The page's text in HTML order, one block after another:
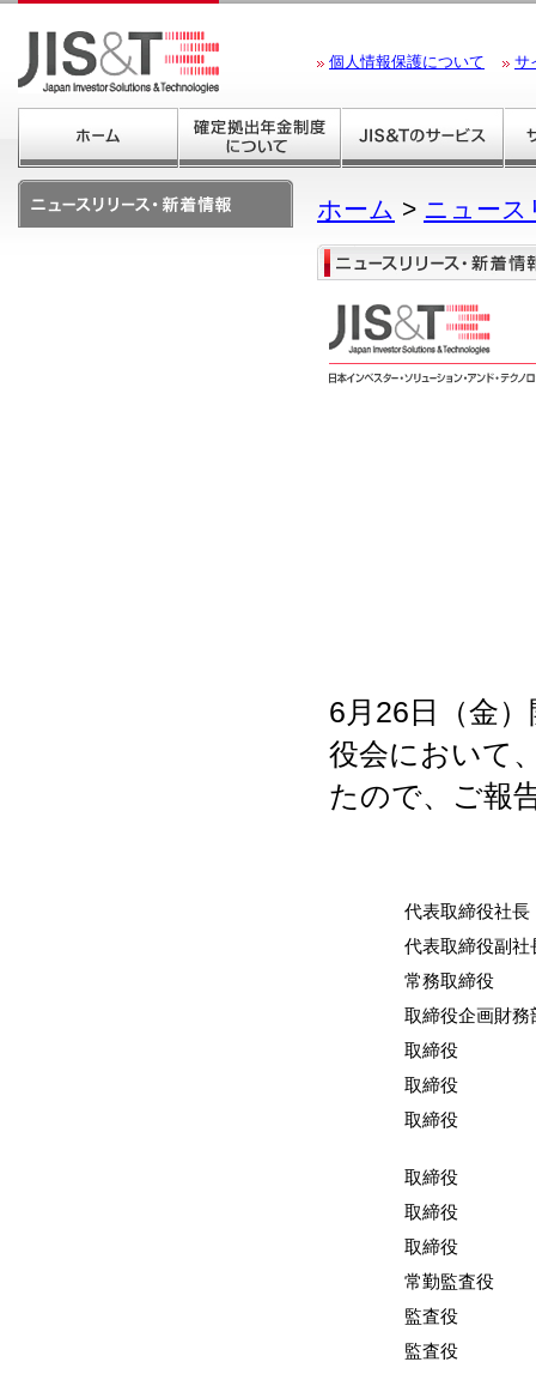
個人情報保護について サ
ホーム > ニュース
6月26日（金
役会において
たので、ご報
代表取締役社長
代表取締役副社
常務取締役
取締役企画財務
取締役
取締役
取締役
取締役
取締役
取締役
常勤監査役
監査役
監査役